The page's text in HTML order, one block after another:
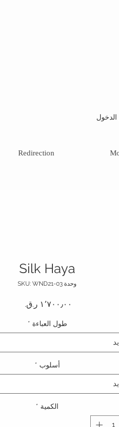
Redirection
Silk Haya
وحدة SKU: WND21-03
طول العباءة *
أسلوب *
الكمية *